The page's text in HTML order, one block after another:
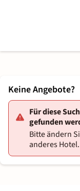
Keine Angebote?
Für diese
gefunden
Bitte ändern
anderes Hotel.